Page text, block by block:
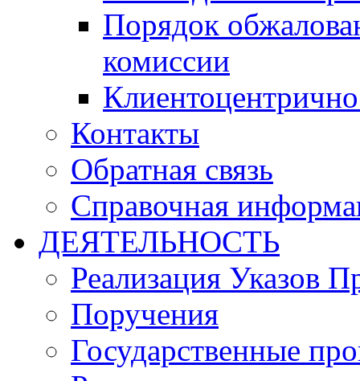
Порядок
комиссии
Контакты
Обратная связь
Справочная
ДЕЯТЕЛЬНОСТЬ
Реализация Указов
Поручения
Государственные